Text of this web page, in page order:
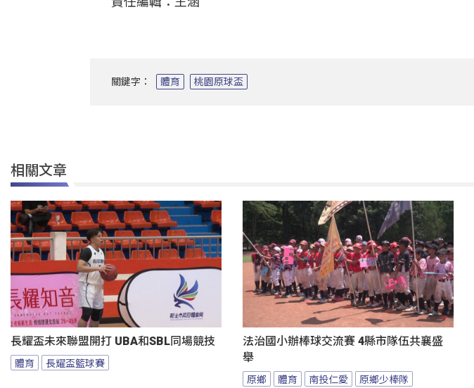
關鍵字： 體育 桃園原球盃
相關文章
長耀盃未來聯盟開打 UBA和SBL同場競技
體育 長耀盃籃球賽
法治國小辦棒球交流賽 4縣市隊伍共襄盛
舉
原鄉 體育 南投仁愛
原鄉少棒隊